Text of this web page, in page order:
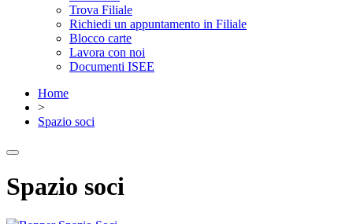
Trova Filiale
Richiedi un appuntamento in Filiale
Blocco carte
Lavora con noi
Documenti ISEE
Home
>
Spazio soci
Spazio soci